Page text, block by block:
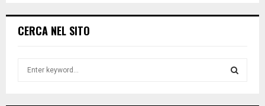
CERCA NEL SITO